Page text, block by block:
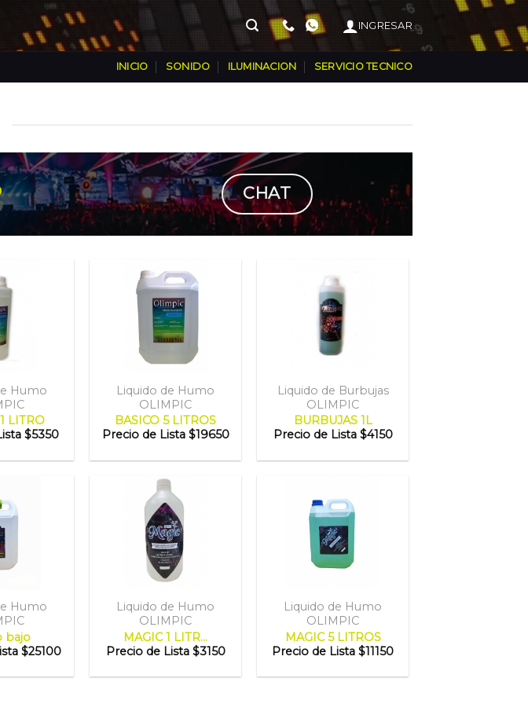
INGRESAR
INICIO SONIDO ILUMINACION SERVICIO TECNICO
CHAT
Humo
LITRO
$5350
Liquido de Humo
OLIMPIC
BASICO 5 LITROS
Precio de Lista $19650
Liquido de Burbujas
OLIMPIC
BURBUJAS 1L
Precio de Lista $4150
Humo
bajo
$25100
Liquido de Humo
OLIMPIC
MAGIC 1 LITR...
Precio de Lista $3150
Liquido de Humo
OLIMPIC
MAGIC 5 LITROS
Precio de Lista $11150